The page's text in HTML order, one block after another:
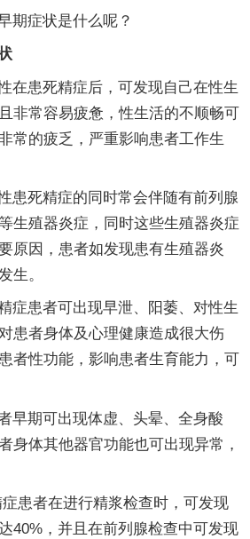
期症状是什么呢？
在患死精症后，可发现自己在性生
非常容易疲惫，性生活的不顺畅可
常的疲乏，严重影响患者工作生
患死精症的同时常会伴随有前列腺
生殖器炎症，同时这些生殖器炎症
原因，患者如发现患有生殖器炎
生。
症患者可出现早泄、阳萎、对性生
患者身体及心理健康造成很大伤
者性功能，影响患者生育能力，可
早期可出现体虚、头晕、全身酸
身体其他器官功能也可出现异常，
患者在进行精浆检查时，可发现
40%，并且在前列腺检查中可发现